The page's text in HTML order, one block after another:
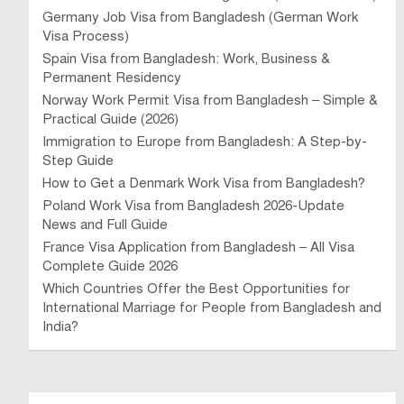
Germany Job Visa from Bangladesh (German Work
Visa Process)
Spain Visa from Bangladesh: Work, Business &
Permanent Residency
Norway Work Permit Visa from Bangladesh – Simple &
Practical Guide (2026)
Immigration to Europe from Bangladesh: A Step-by-
Step Guide
How to Get a Denmark Work Visa from Bangladesh?
Poland Work Visa from Bangladesh 2026-Update
News and Full Guide
France Visa Application from Bangladesh – All Visa
Complete Guide 2026
Which Countries Offer the Best Opportunities for
International Marriage for People from Bangladesh and
India?